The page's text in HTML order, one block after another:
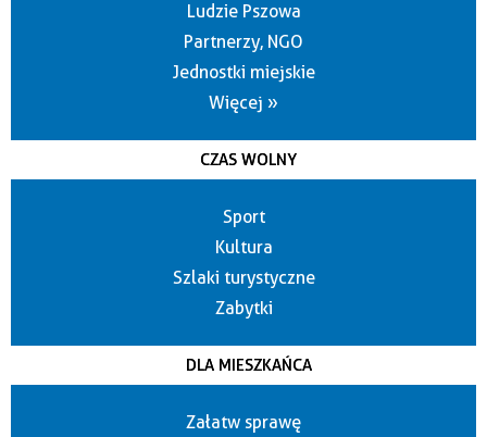
Ludzie Pszowa
Partnerzy, NGO
Jednostki miejskie
Więcej »
CZAS WOLNY
Sport
Kultura
Szlaki turystyczne
Zabytki
DLA MIESZKAŃCA
Załatw sprawę